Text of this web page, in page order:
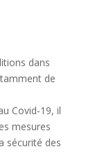
dans
de
Covid-19, il
mesures
sécurité des